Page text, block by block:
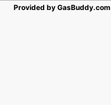
Provided by GasBuddy.com